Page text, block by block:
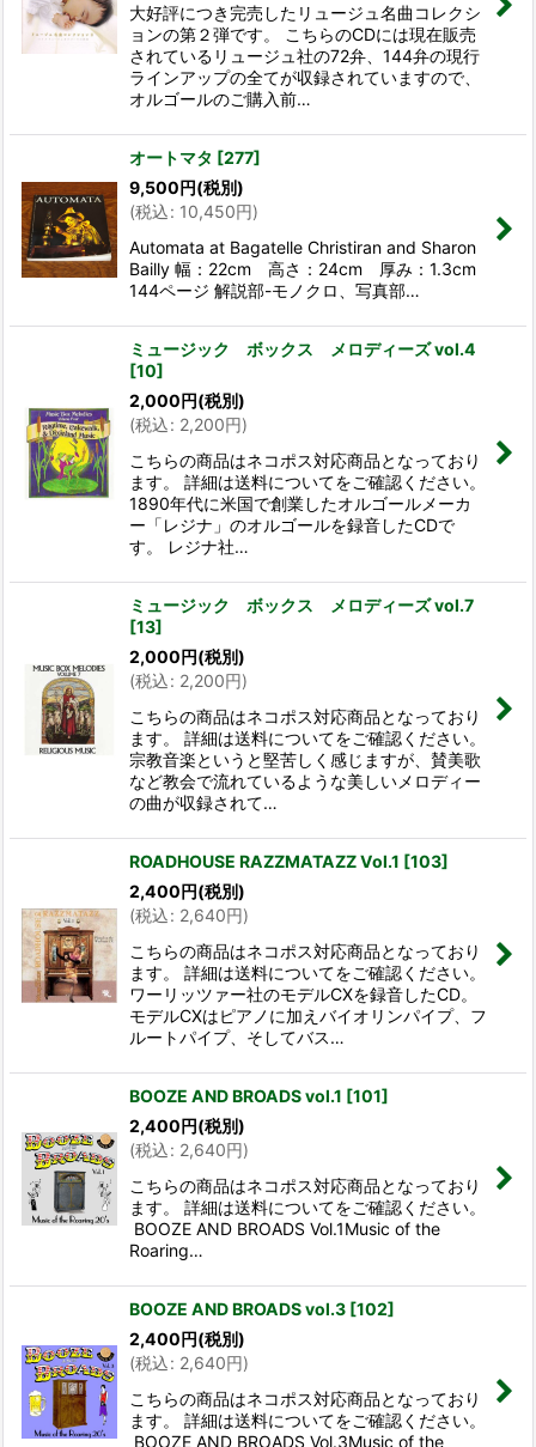
大好評につき完売したリュージュ名曲コレクシ
ョンの第２弾です。 こちらのCDには現在販売
されているリュージュ社の72弁、144弁の現行
ラインアップの全てが収録されていますので、
オルゴールのご購入前…
オートマタ [277]
9,500円(税別)
(税込: 10,450円)
Automata at Bagatelle Christiran and Sharon
Bailly 幅：22cm 高さ：24cm 厚み：1.3cm
144ページ 解説部-モノクロ、写真部…
ミュージック ボックス メロディーズ vol.4
[10]
2,000円(税別)
(税込: 2,200円)
こちらの商品はネコポス対応商品となっており
ます。 詳細は送料についてをご確認ください。
1890年代に米国で創業したオルゴールメーカ
ー「レジナ」のオルゴールを録音したCDで
す。 レジナ社…
ミュージック ボックス メロディーズ vol.7
[13]
2,000円(税別)
(税込: 2,200円)
こちらの商品はネコポス対応商品となっており
ます。 詳細は送料についてをご確認ください。
宗教音楽というと堅苦しく感じますが、賛美歌
など教会で流れているような美しいメロディー
の曲が収録されて…
ROADHOUSE RAZZMATAZZ Vol.1 [103]
2,400円(税別)
(税込: 2,640円)
こちらの商品はネコポス対応商品となっており
ます。 詳細は送料についてをご確認ください。
ワーリッツァー社のモデルCXを録音したCD。
モデルCXはピアノに加えバイオリンパイプ、フ
ルートパイプ、そしてバス…
BOOZE AND BROADS vol.1 [101]
2,400円(税別)
(税込: 2,640円)
こちらの商品はネコポス対応商品となっており
ます。 詳細は送料についてをご確認ください。
BOOZE AND BROADS Vol.1Music of the
Roaring…
BOOZE AND BROADS vol.3 [102]
2,400円(税別)
(税込: 2,640円)
こちらの商品はネコポス対応商品となっており
ます。 詳細は送料についてをご確認ください。
BOOZE AND BROADS Vol.3Music of the